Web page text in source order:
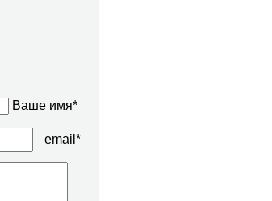
Ваше имя*
email*